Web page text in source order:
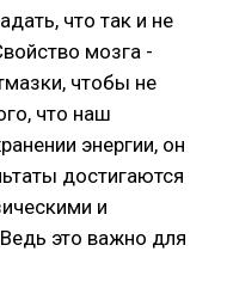
что так и не
мозга -
чтобы не
что наш
энергии, он
достигаются
и
это важно для